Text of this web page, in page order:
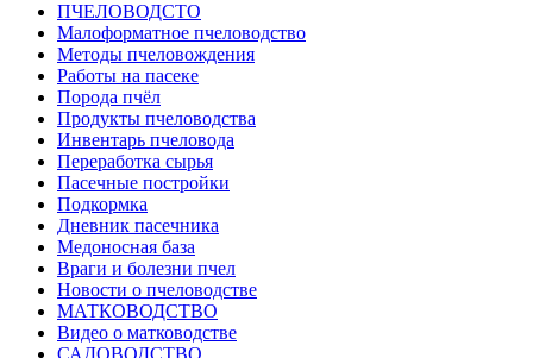
ПЧЕЛОВОДСТО
Малоформатное пчеловодство
Методы пчеловождения
Работы на пасеке
Порода пчёл
Продукты пчеловодства
Инвентарь пчеловода
Переработка сырья
Пасечные постройки
Подкормка
Дневник пасечника
Медоносная база
Враги и болезни пчел
Новости о пчеловодстве
МАТКОВОДСТВО
Видео о матководстве